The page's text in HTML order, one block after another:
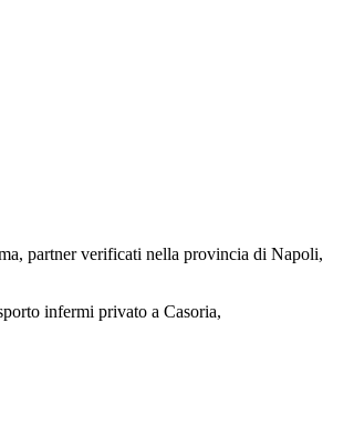
partner verificati nella provincia di Napoli,
infermi privato a Casoria,